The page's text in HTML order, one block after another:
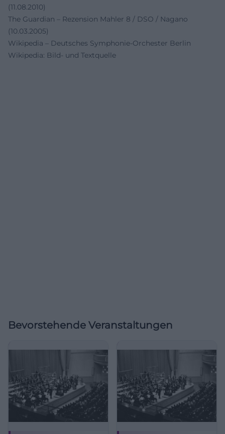
(11.08.2010)
The Guardian – Rezension Mahler 8 / DSO / Nagano
(10.03.2005)
Wikipedia – Deutsches Symphonie-Orchester Berlin
Wikipedia: Bild- und Textquelle
Bevorstehende Veranstaltungen